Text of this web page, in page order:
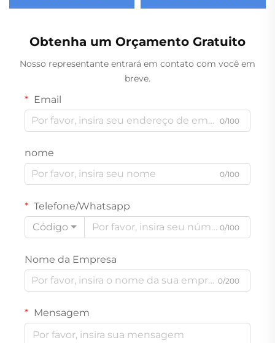
Obtenha um Orçamento Gratuito
Nosso representante entrará em contato com você em
breve.
Email
0/100
nome
0/100
Telefone/Whatsapp
Código
0/100
Nome da Empresa
0/200
Mensagem